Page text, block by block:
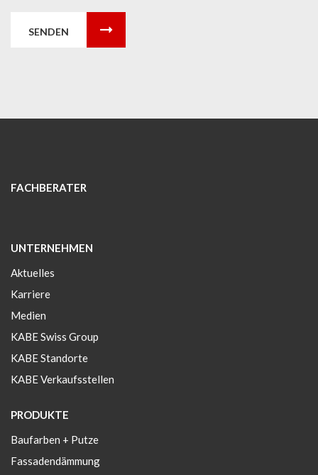
SENDEN
FACHBERATER
UNTERNEHMEN
Aktuelles
Karriere
Medien
KABE Swiss Group
KABE Standorte
KABE Verkaufsstellen
PRODUKTE
Baufarben + Putze
Fassadendämmung